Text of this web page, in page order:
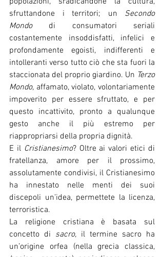
sfruttandone i territori; un Secondo
Mondo di consumatori seriali
costantemente insoddisfatti, infelici e
profondamente egoisti, indifferenti e
intolleranti verso tutto ciò che sta fuori la
staccionata del proprio giardino. Un Terzo
Mondo, affamato, violato, volontariamente
impoverito per essere sfruttato, e per
questo incattivito, pronto a qualunque
gesto anche il più estremo per
riappropriarsi della propria dignità.
E il Cristianesimo? Oltre ai valori etici di
fratellanza, amore per il prossimo,
assolutamente condivisi, il Cristianesimo
ha innestato nelle menti dei suoi
discepoli un’idea, permettete la licenza,
terroristica.
La religione cristiana è basata sul
concetto di sacro, il termine sacro ha
un’origine orfea (nella grecia classica,